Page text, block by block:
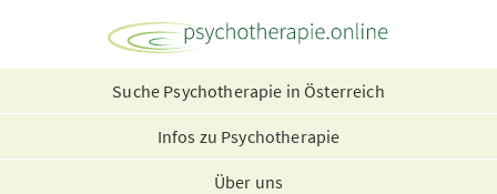
Suche Psychotherapie in Österreich
Infos zu Psychotherapie
Über uns